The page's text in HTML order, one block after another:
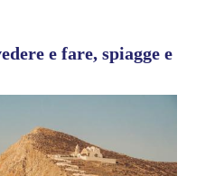
e fare, spiagge e